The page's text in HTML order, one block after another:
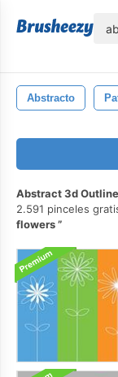
Abstracto
Abstract 3d
2.591 pinceles
flowers